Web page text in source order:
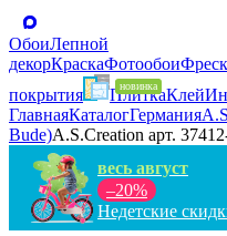
ОбоиЛепной
декорКраскаФотообои
покрытия
ПлиткаКлей
ГлавнаяКаталогГермания
Bude)A.S.Creation арт.
весь август
–20%
Недетские